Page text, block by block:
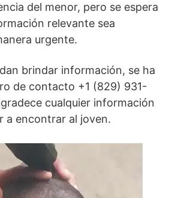
del menor, pero se espera
relevante sea
urgente.
brindar información, se ha
de contacto +1 (829) 931-
cualquier información
a encontrar al joven.